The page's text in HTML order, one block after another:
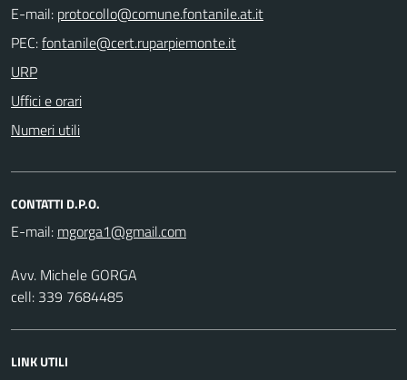
E-mail:
PEC:
URP
Uffici e orari
Numeri utili
CONTATTI D.P.O.
E-mail:
Avv. Michele GORGA
cell: 339 7684485
LINK UTILI